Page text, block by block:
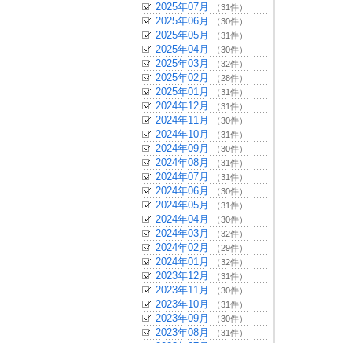
2025年07月 （31件）
2025年06月 （30件）
2025年05月 （31件）
2025年04月 （30件）
2025年03月 （32件）
2025年02月 （28件）
2025年01月 （31件）
2024年12月 （31件）
2024年11月 （30件）
2024年10月 （31件）
2024年09月 （30件）
2024年08月 （31件）
2024年07月 （31件）
2024年06月 （30件）
2024年05月 （31件）
2024年04月 （30件）
2024年03月 （32件）
2024年02月 （29件）
2024年01月 （32件）
2023年12月 （31件）
2023年11月 （30件）
2023年10月 （31件）
2023年09月 （30件）
2023年08月 （31件）